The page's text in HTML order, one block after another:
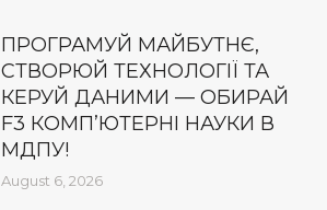
ПРОГРАМУЙ МАЙБУТНЄ,
СТВОРЮЙ ТЕХНОЛОГІЇ ТА
КЕРУЙ ДАНИМИ — ОБИРАЙ
F3 КОМП’ЮТЕРНІ НАУКИ В
МДПУ!
August 6, 2026